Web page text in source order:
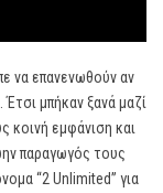
να επανενωθούν αν
μπήκαν ξανά μαζί
κοινή εμφάνιση και
παραγωγός τους
“2 Unlimited” για